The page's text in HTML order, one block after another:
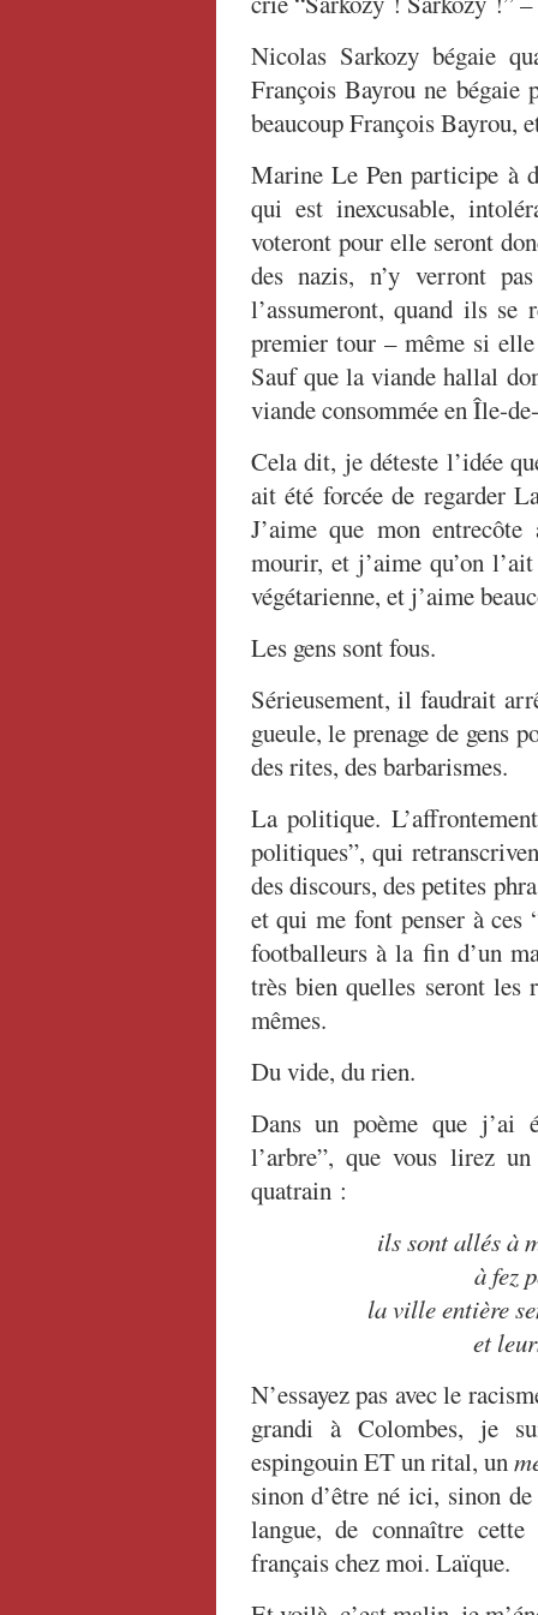
Nicolas Sarkozy bégaie
François Bayrou ne
beaucoup François Bayrou,
Marine Le Pen participe à
qui est inexcusable,
voteront pour elle seront
des nazis, n’y verront
l’assumeront, quand ils se
premier tour – même si
Sauf que la viande hallal
viande consommée en Île-
Cela dit, je déteste l’idée
ait été forcée de regarder
J’aime que mon
mourir, et j’aime qu’on
végétarienne, et j’aime
Les gens sont fous.
Sérieusement, il faudrait
gueule, le prenage de gens
des rites, des barbarismes.
La politique.
politiques”, qui
des discours, des petites
et qui me font penser à ces
footballeurs à la fin d’un
très bien quelles seront les
mêmes.
Du vide, du rien.
Dans un poème que j’ai
l’arbre”, que vous lirez
quatrain :
ils sont allés à
à fez
la ville entière
et
N’essayez pas avec le
grandi à Colombes, je
espingouin ET un rital, un
sinon d’être né ici, sinon
langue, de connaître
français chez moi. Laïque.